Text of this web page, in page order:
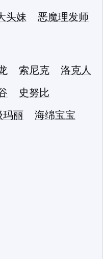
头妹 恶魔理发师
索尼克
洛克人
史努比
玛丽
海绵宝宝